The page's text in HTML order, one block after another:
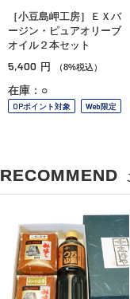
［小豆島岬工房］ＥＸバ
ージン・ピュアオリーブ
オイル２本セット
5,400 円 （8%税込）
在庫：○
OPポイント対象 Web限定
RECOMMEND